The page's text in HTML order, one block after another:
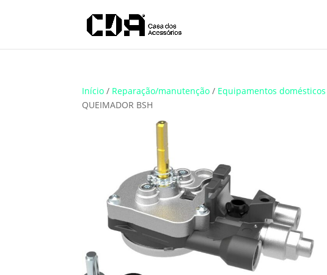
Translate
Início / Reparação/manutenção / Equipamentos domésticos
QUEIMADOR BSH